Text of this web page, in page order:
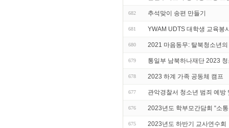
682 추석맞이 송편 만들기
681 YWAM UDTS 대학생 교육봉
680 2021 마음동무: 탈북청소년
679 통일부 남북하나재단 2023
678 2023 하계 가족 공동체 캠프
677 관악경찰서 청소년 범죄 예방
676 2023년도 학부모간담회 “소
675 2023년도 하반기 교사연수회